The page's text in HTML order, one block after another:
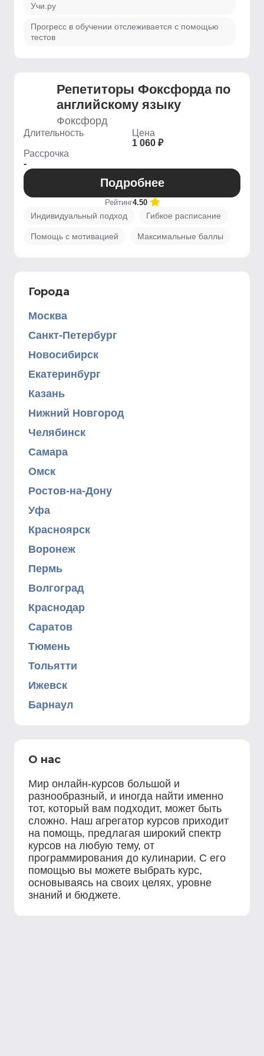
Учи.ру
Прогресс в обучении отслеживается с помощью
тестов
Репетиторы Фоксфорда по
английскому языку
Фоксфорд
Длительность
Цена
1 060 ₽
Рассрочка
-
Подробнее
Рейтинг4.50
Индивидуальный подход Гибкое расписание
Помощь с мотивацией Максимальные баллы
Города
Москва
Санкт-Петербург
Новосибирск
Екатеринбург
Казань
Нижний Новгород
Челябинск
Самара
Омск
Ростов-на-Дону
Уфа
Красноярск
Воронеж
Пермь
Волгоград
Краснодар
Саратов
Тюмень
Тольятти
Ижевск
Барнаул
О нас
Мир онлайн-курсов большой и
разнообразный, и иногда найти именно
тот, который вам подходит, может быть
сложно. Наш агрегатор курсов приходит
на помощь, предлагая широкий спектр
курсов на любую тему, от
программирования до кулинарии. С его
помощью вы можете выбрать курс,
основываясь на своих целях, уровне
знаний и бюджете.